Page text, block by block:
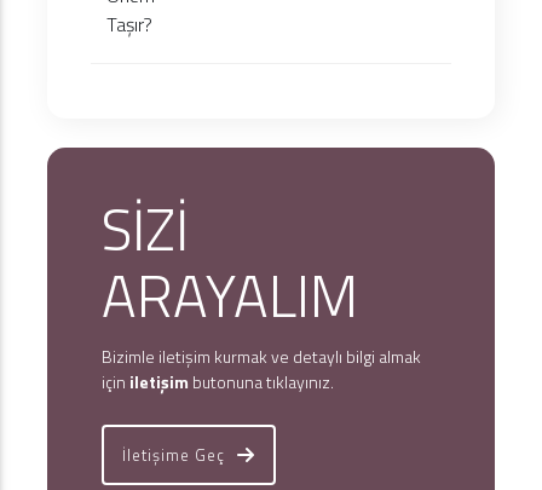
SİZİ
ARAYALIM
Bizimle iletişim kurmak ve detaylı bilgi almak
için iletişim butonuna tıklayınız.
İletişime Geç